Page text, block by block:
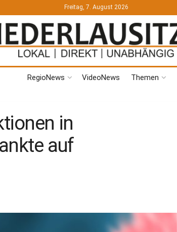
Freitag, 7. August 2026
RegioNews VideoNews Themen
in
auf